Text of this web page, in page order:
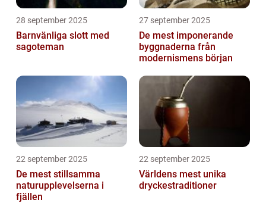
28 september 2025
Barnvänliga slott med
sagoteman
27 september 2025
De mest imponerande
byggnaderna från
modernismens början
22 september 2025
De mest stillsamma
naturupplevelserna i
fjällen
22 september 2025
Världens mest unika
dryckestraditioner